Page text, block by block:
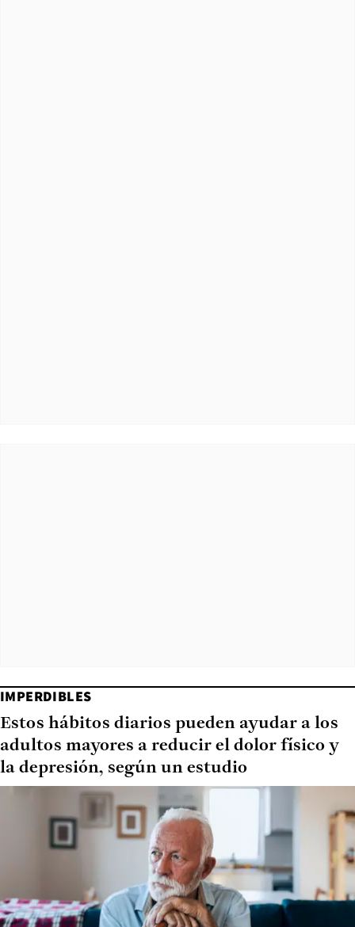
IMPERDIBLES
Estos hábitos diarios pueden ayudar a los
adultos mayores a reducir el dolor físico y
la depresión, según un estudio